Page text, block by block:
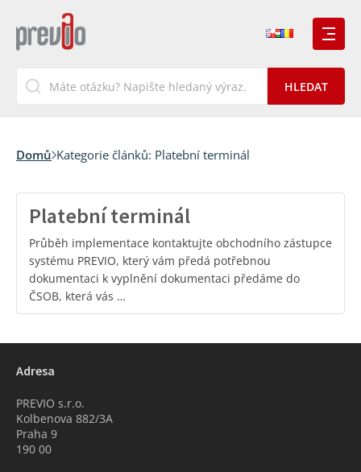
Domů Kategorie článků: Platební terminál
Platební terminál
Průběh implementace kontaktujte obchodního zástupce
systému PREVIO, který vám předá potřebnou
dokumentaci k vyplnění dokumentaci předáme do
ČSOB, která vás …
Adresa
PREVIO s.r.o.
Kolbenova 882/3A
Praha 9
190 00